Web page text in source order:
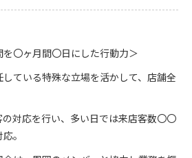
〇ヶ月間〇日にした行動力＞
ている特殊な立場を活かして、店舗全
対応を行い、多い日では来店客数〇〇
。